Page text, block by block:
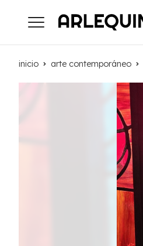
inicio arte contemporáneo